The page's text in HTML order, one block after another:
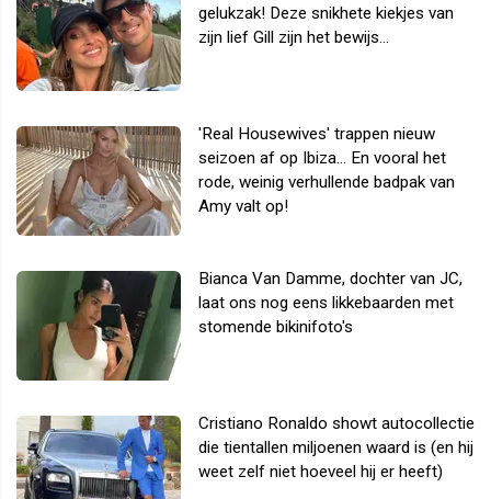
gelukzak! Deze snikhete kiekjes van
zijn lief Gill zijn het bewijs...
'Real Housewives' trappen nieuw
seizoen af op Ibiza... En vooral het
rode, weinig verhullende badpak van
Amy valt op!
Bianca Van Damme, dochter van JC,
laat ons nog eens likkebaarden met
stomende bikinifoto's
Cristiano Ronaldo showt autocollectie
die tientallen miljoenen waard is (en hij
weet zelf niet hoeveel hij er heeft)